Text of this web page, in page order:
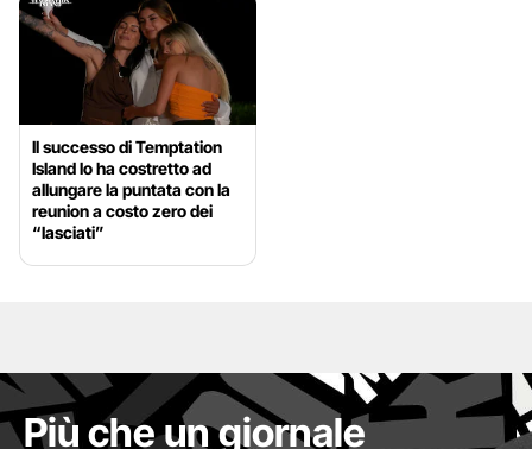
Il successo di Temptation
Island lo ha costretto ad
allungare la puntata con la
reunion a costo zero dei
“lasciati”
Più che un giornale